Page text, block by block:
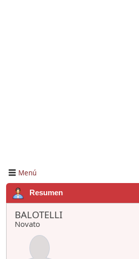
Menú
Resumen
BALOTELLI
Novato